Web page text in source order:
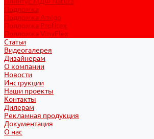
Подложка
Подложка Amigo
Подложка Profitex
Подложка VinyFlex
Статьи
Видеогалерея
Дизайнерам
О компании
Новости
Инструкции
Наши проекты
Контакты
Дилерам
Рекламная продукция
Документация
О нас